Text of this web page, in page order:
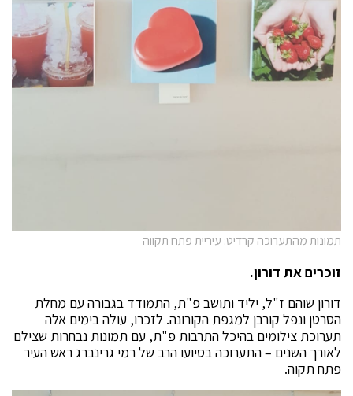
תמונות מהתערוכה קרדיט: עיריית פתח תקווה
זוכרים את דורון.
דורון שוהם ז"ל, יליד ותושב פ"ת, התמודד בגבורה עם מחלת
הסרטן ונפל קורבן למגפת הקורונה. לזכרו, עולה בימים אלה
תערוכת צילומים בהיכל התרבות פ"ת, עם תמונות נבחרות שצילם
לאורך השנים – התערוכה בסיועו הרב של רמי גרינברג ראש העיר
פתח תקוה.